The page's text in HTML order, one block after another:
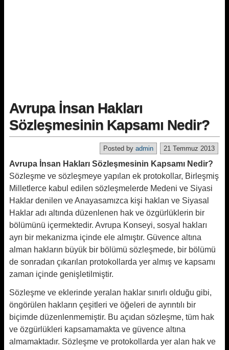
Avrupa İnsan Hakları
Sözleşmesinin Kapsamı Nedir?
21 Temmuz 2013
Posted by admin
Avrupa İnsan Hakları Sözleşmesinin Kapsamı Nedir?
Sözleşme ve sözleşmeye yapılan ek protokollar, Birleşmiş
Milletlerce kabul edilen sözleşmelerde Medeni ve Siyasi
Haklar denilen ve Anayasamızca kişi haklan ve Siyasal
Haklar adı altında düzenlenen hak ve özgürlüklerin bir
bölümünü içermektedir. Avrupa Konseyi, sosyal hakları
ayrı bir mekanizma içinde ele almıştır. Güvence altına
alman hakların büyük bir bölümü sözleşmede, bir bölümü
de sonradan çıkarılan protokollarda yer almış ve kapsamı
zaman içinde genişletilmiştir.
Sözleşme ve eklerinde yeralan haklar sınırlı olduğu gibi,
öngörülen hakların çeşitleri ve öğeleri de ayrıntılı bir
biçimde düzenlenmemiştir. Bu açıdan sözleşme, tüm hak
ve özgürlükleri kapsamamakta ve güvence altına
almamaktadır. Sözleşme ve protokollarda yer alan hak ve